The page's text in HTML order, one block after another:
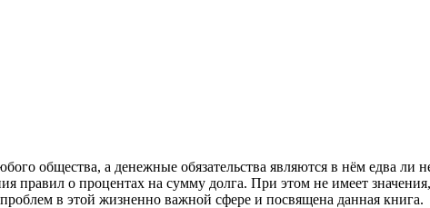
общества, а денежные обязательства являются в нём едва ли
правил о процентах на сумму долга. При этом не имеет
в этой жизненно важной сфере и посвящена данная книга.